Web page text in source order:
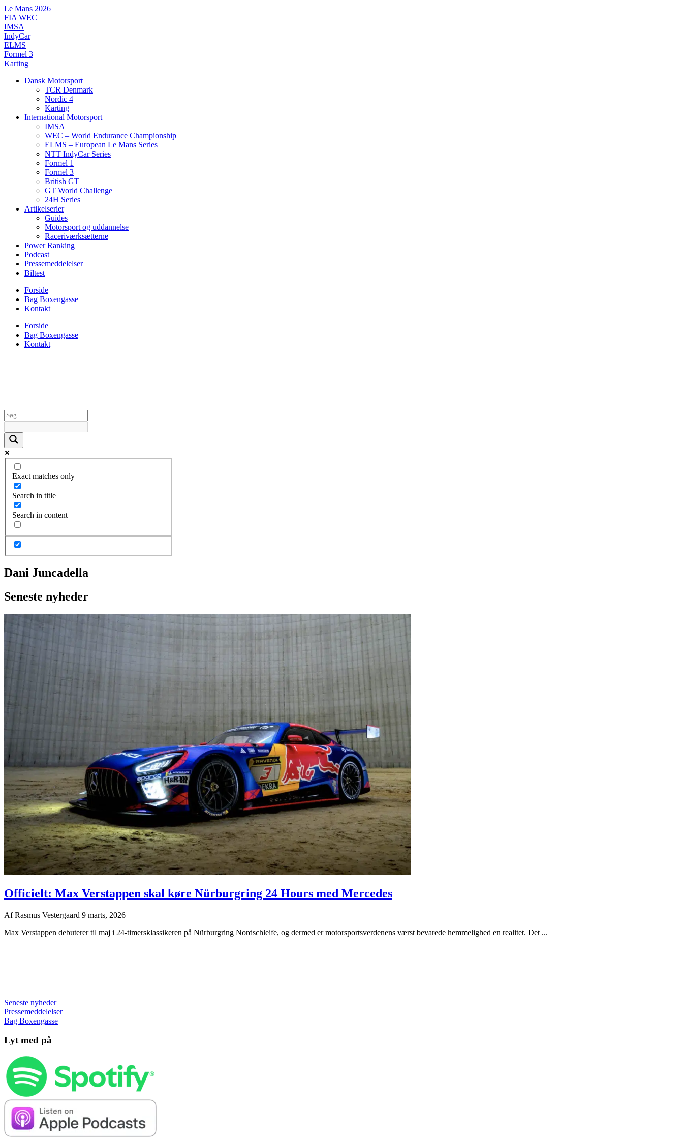
Videre
til
indhold
Le Mans 2026
FIA WEC
IMSA
IndyCar
ELMS
Formel 3
Karting
Dansk Motorsport
TCR Denmark
Nordic 4
Karting
International Motorsport
IMSA
WEC – World Endurance Championship
ELMS – European Le Mans Series
NTT IndyCar Series
Formel 1
Formel 3
British GT
GT World Challenge
24H Series
Artikelserier
Guides
Motorsport og uddannelse
Raceriværksætterne
Power Ranking
Podcast
Pressemeddelelser
Biltest
Forside
Bag Boxengasse
Kontakt
Forside
Bag Boxengasse
Kontakt
Exact matches only
Search in title
Search in content
Dani Juncadella
Seneste nyheder
Officielt: Max Verstappen skal køre Nürburgring 24 Hours med Mercedes
AfRasmus Vestergaard 9 marts, 2026
Max Verstappen debuterer til maj i 24-timersklassikeren på Nürburgring Nordschleife, og dermed er motorsportsverdenens værst bevarede hemmelighed en realitet. Det ...
Seneste nyheder
Pressemeddelelser
Bag Boxengasse
Lyt med på